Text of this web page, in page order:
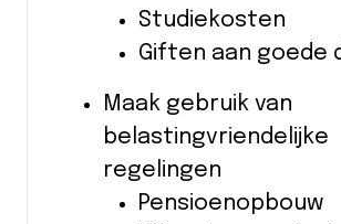
Studiekosten
Giften aan goede
Maak gebruik van
belastingvriendelijke
regelingen
Pensioenopbouw